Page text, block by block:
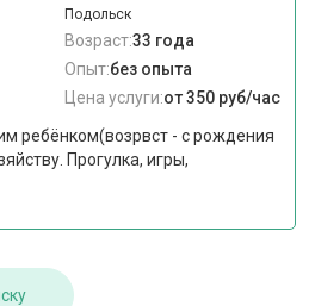
Подольск
Возраст:33 года
Опыт:без опыта
Цена услуги:от 350 руб/час
ребёнком(возрвст - с рождения
Прогулка, игры,